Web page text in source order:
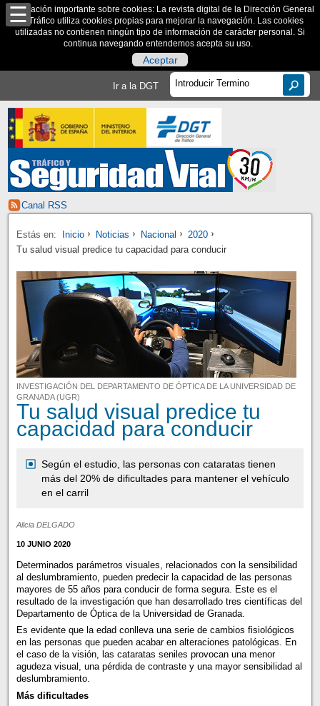
Información importante sobre cookies: La revista digital de la Dirección General
de Tráfico utiliza cookies propias para mejorar la navegación. Las cookies
utilizadas no contienen ningún tipo de información de carácter personal. Si
continua navegando entendemos acepta su uso.
Aceptar
Ir a la DGT
Canal RSS
Estás en: Inicio Noticias Nacional
2020
Tu salud visual predice tu capacidad para conducir
INVESTIGACIÓN DEL DEPARTAMENTO DE ÓPTICA DE LA UNIVERSIDAD DE
GRANADA (UGR)
Tu salud visual predice tu
capacidad para conducir
Según el estudio, las personas con cataratas tienen
más del 20% de dificultades para mantener el vehículo
en el carril
Alicia DELGADO
10 JUNIO 2020
Determinados parámetros visuales, relacionados con la sensibilidad
al deslumbramiento, pueden predecir la capacidad de las personas
mayores de 55 años para conducir de forma segura. Este es el
resultado de la investigación que han desarrollado tres científicas del
Departamento de Óptica de la Universidad de Granada.
Es evidente que la edad conlleva una serie de cambios fisiológicos
en las personas que pueden acabar en alteraciones patológicas. En
el caso de la visión, las cataratas seniles provocan una menor
agudeza visual, una pérdida de contraste y una mayor sensibilidad al
deslumbramiento.
Más dificultades